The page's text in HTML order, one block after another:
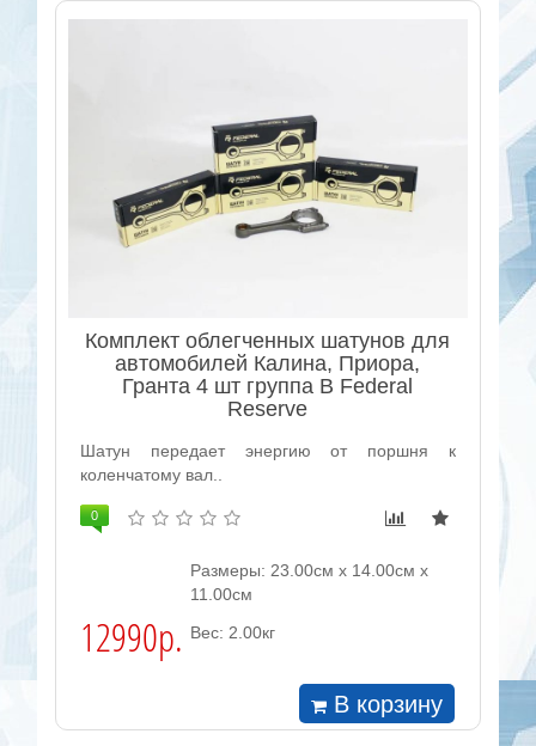
Комплект облегченных шатунов для
автомобилей Калина, Приора,
Гранта 4 шт группа B Federal
Reserve
Шатун передает энергию от поршня к
коленчатому вал..
0
12990р.
Размеры: 23.00см x 14.00см x
11.00см
Вес: 2.00кг
В корзину